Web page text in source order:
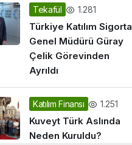
Tekafül 1.281
Türkiye Katılım Sigorta
Genel Müdürü Güray
Çelik Görevinden
Ayrıldı
Katılım Finansı 1.251
Kuveyt Türk Aslında
Neden Kuruldu?